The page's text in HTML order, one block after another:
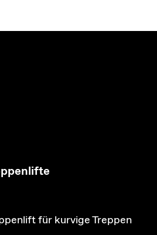
für kurvige Treppen